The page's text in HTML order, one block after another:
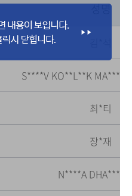
성명
S****V KO**L**K
최*티
장*재
N****A